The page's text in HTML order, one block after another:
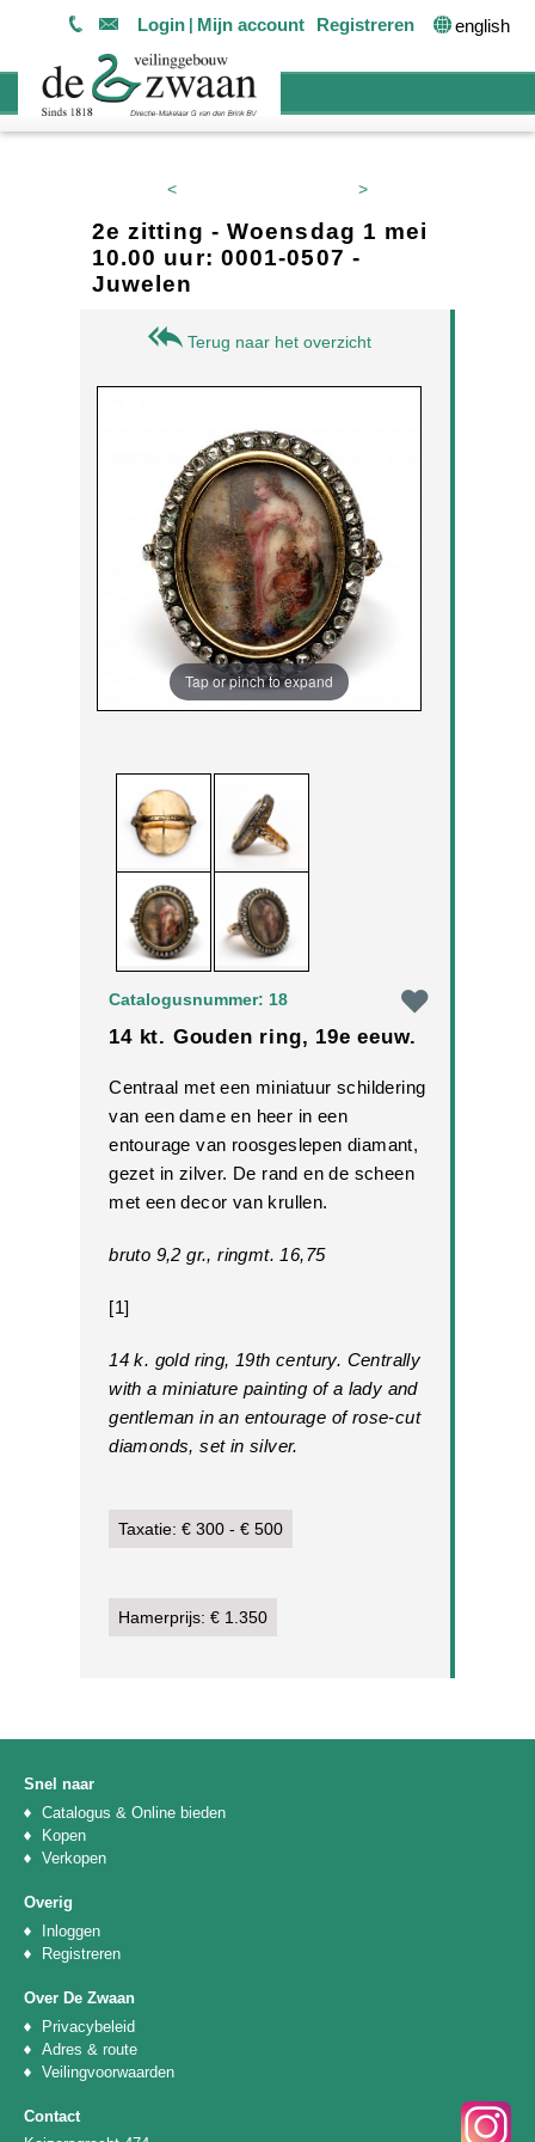
Login Mijn account Registreren english
< >
2e zitting - Woensdag 1 mei
10.00 uur: 0001-0507 -
Juwelen
Terug naar het overzicht
Tap or pinch to expand
Catalogusnummer: 18
14 kt. Gouden ring, 19e eeuw.
Centraal met een miniatuur schildering
van een dame en heer in een
entourage van roosgeslepen diamant,
gezet in zilver. De rand en de scheen
met een decor van krullen.
bruto 9,2 gr., ringmt. 16,75
[1]
14 k. gold ring, 19th century. Centrally
with a miniature painting of a lady and
gentleman in an entourage of rose-cut
diamonds, set in silver.
Taxatie: € 300 - € 500
Hamerprijs: € 1.350
Snel naar
Catalogus & Online bieden
Kopen
Verkopen
Overig
Inloggen
Registreren
Over De Zwaan
Privacybeleid
Adres & route
Veilingvoorwaarden
Contact